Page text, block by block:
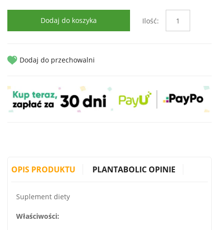
Dodaj do koszyka Ilość:
Dodaj do przechowalni
OPIS PRODUKTU PLANTABOLIC OPINIE
Suplement diety
Właściwości: